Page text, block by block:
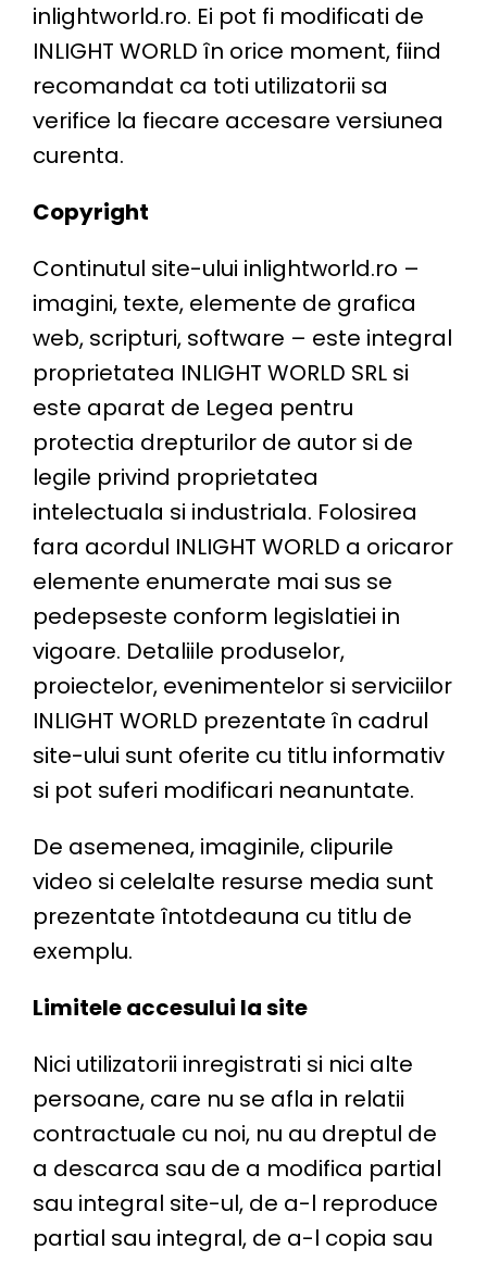
inlightworld.ro. Ei pot fi modificati de
INLIGHT WORLD în orice moment, fiind
recomandat ca toti utilizatorii sa
verifice la fiecare accesare versiunea
curenta.
Copyright
Continutul site-ului inlightworld.ro –
imagini, texte, elemente de grafica
web, scripturi, software – este integral
proprietatea INLIGHT WORLD SRL si
este aparat de Legea pentru
protectia drepturilor de autor si de
legile privind proprietatea
intelectuala si industriala. Folosirea
fara acordul INLIGHT WORLD a oricaror
elemente enumerate mai sus se
pedepseste conform legislatiei in
vigoare. Detaliile produselor,
proiectelor, evenimentelor si serviciilor
INLIGHT WORLD prezentate în cadrul
site-ului sunt oferite cu titlu informativ
si pot suferi modificari neanuntate.
De asemenea, imaginile, clipurile
video si celelalte resurse media sunt
prezentate întotdeauna cu titlu de
exemplu.
Limitele accesului la site
Nici utilizatorii inregistrati si nici alte
persoane, care nu se afla in relatii
contractuale cu noi, nu au dreptul de
a descarca sau de a modifica partial
sau integral site-ul, de a-l reproduce
partial sau integral, de a-l copia sau